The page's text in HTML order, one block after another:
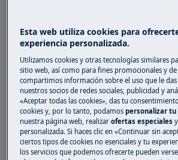
Si una bombilla o una luz LED
también pueden indicar que la
ambiente es demasiado elevada o
Compruebe la clasificación
etiqueta de datos del
Solo puede garantizarse el
correcto de los productos de la
temperatura ambiente es de entre
Clase N = 16-32 °C
Esta web utiliza cookies para
experiencia personalizada.
Utilizamos cookies y otras tecnologías similares
sitio web, así como para fines promocionales y
compartimos información sobre el uso que le
nuestros socios de redes sociales, publicidad y
«Aceptar todas las cookies», das tu
cookies y, por lo tanto, podamospersonalizar
nuestra página web, realizarofertas especiales
personalizada. Si haces clic en «Continuar sin
ciertos tipos de cookies no esenciales y tu
los servicios que podemos ofrecerte pueden